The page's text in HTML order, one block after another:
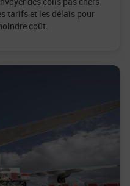
tarifs et les délais pour
coût.